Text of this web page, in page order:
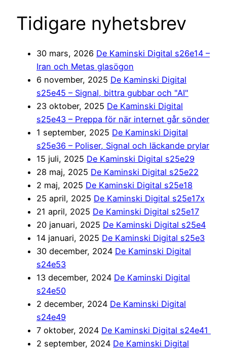
Tidigare nyhetsbrev
30 mars, 2026 De Kaminski Digital s26e14 –
Iran och Metas glasögon
6 november, 2025 De Kaminski Digital
s25e45 – Signal, bittra gubbar och "AI"
23 oktober, 2025 De Kaminski Digital
s25e43 – Preppa för när internet går sönder
1 september, 2025 De Kaminski Digital
s25e36 – Poliser, Signal och läckande prylar
15 juli, 2025 De Kaminski Digital s25e29
28 maj, 2025 De Kaminski Digital s25e22
2 maj, 2025 De Kaminski Digital s25e18
25 april, 2025 De Kaminski Digital s25e17x
21 april, 2025 De Kaminski Digital s25e17
20 januari, 2025 De Kaminski Digital s25e4
14 januari, 2025 De Kaminski Digital s25e3
30 december, 2024 De Kaminski Digital
s24e53
13 december, 2024 De Kaminski Digital
s24e50
2 december, 2024 De Kaminski Digital
s24e49
7 oktober, 2024 De Kaminski Digital s24e41
2 september, 2024 De Kaminski Digital